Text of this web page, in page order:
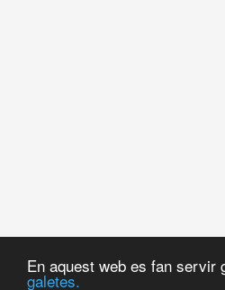
En aquest web es fan servir
galetes.